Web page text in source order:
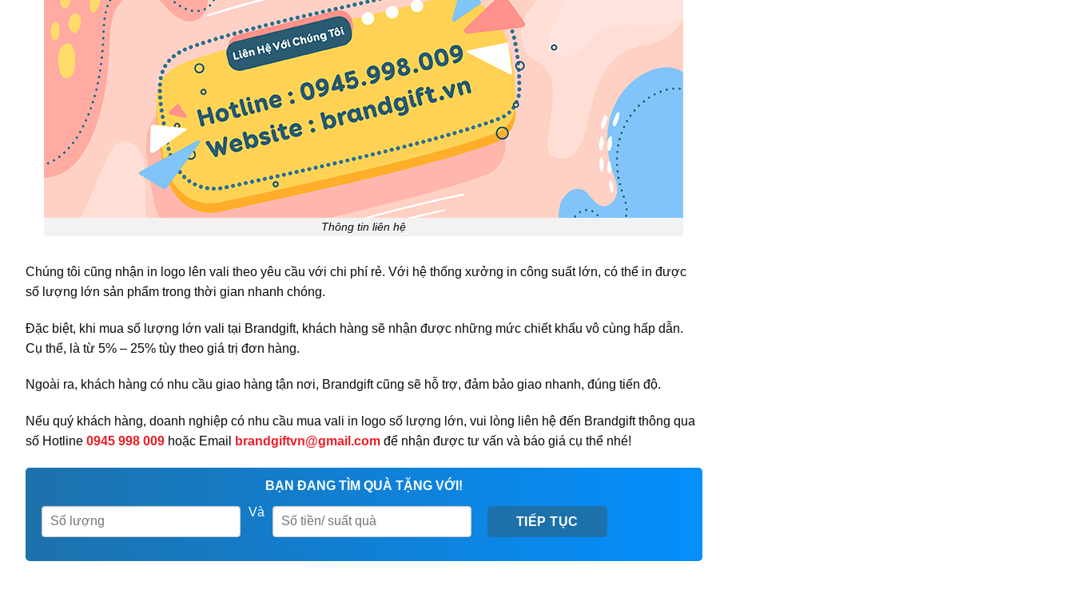
Thông tin liên hệ
Chúng tôi cũng nhận in logo lên vali theo yêu cầu với chi phí rẻ. Với hệ thống xưởng in công suất lớn, có thể in được
số lượng lớn sản phẩm trong thời gian nhanh chóng.
Đặc biệt, khi mua số lượng lớn vali tại Brandgift, khách hàng sẽ nhận được những mức chiết khấu vô cùng hấp dẫn.
Cụ thể, là từ 5% – 25% tùy theo giá trị đơn hàng.
Ngoài ra, khách hàng có nhu cầu giao hàng tận nơi, Brandgift cũng sẽ hỗ trợ, đảm bảo giao nhanh, đúng tiến độ.
Nếu quý khách hàng, doanh nghiệp có nhu cầu mua vali in logo số lượng lớn, vui lòng liên hệ đến Brandgift thông qua
số Hotline 0945 998 009hoặc Email brandgiftvn@gmail.comđể nhận được tư vấn và báo giá cụ thể nhé!
BẠN ĐANG TÌM QUÀ TẶNG VỚI!
Và
TIẾP TỤC